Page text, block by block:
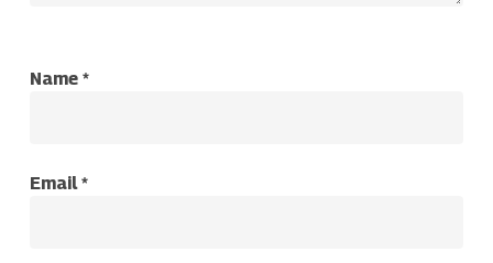
Name *
Email*